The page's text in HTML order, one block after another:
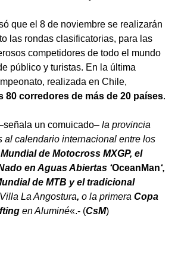
que el 8 de noviembre se realizarán
las rondas clasificatorias, para las
competidores de todo el mundo
público y turistas. En la última
realizada en Chile,
80 corredores de más de 20 países.
señala un comuicado– la provincia
al calendario internacional entre los
Mundial de Motocross MXGP, el
en Aguas Abiertas ‘OceanMan‘,
de MTB y el tradicional
La Angostura, o la primera Copa
en Aluminé«.- (CsM)